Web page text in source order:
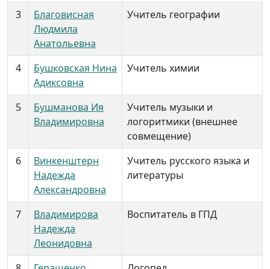
3
Благовисная
Людмила
Анатольевна
Учитель географии
4
Бушковская Нина
Адиксовна
Учитель химии
5
Бушманова Ия
Владимировна
Учитель музыки и
логоритмики (внешнее
совмещение)
6
Винкенштерн
Надежда
Александровна
Учитель русского языка и
литературы
7
Владимирова
Надежда
Леонидовна
Воспитатель в ГПД